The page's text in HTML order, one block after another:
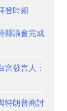
登時期
縣議會完成
發言人：
特朗普商討